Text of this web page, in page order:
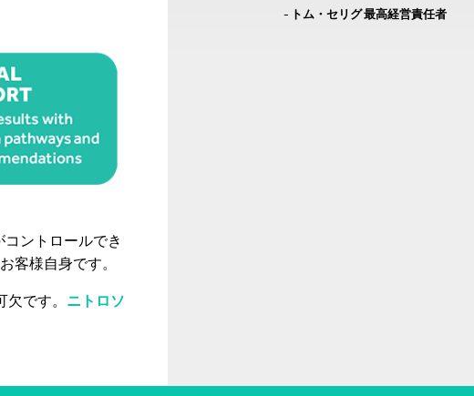
ントロールでき
客様自身です。
です。 ニトロソ
- トム・セリグ 最高経営責任者